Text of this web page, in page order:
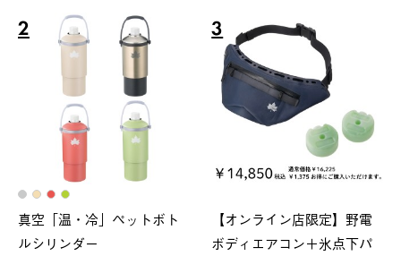
2
真空「温・冷」ペットボト
ルシリンダー
3
【オンライン店限定】野電
ボディエアコン＋氷点下パ